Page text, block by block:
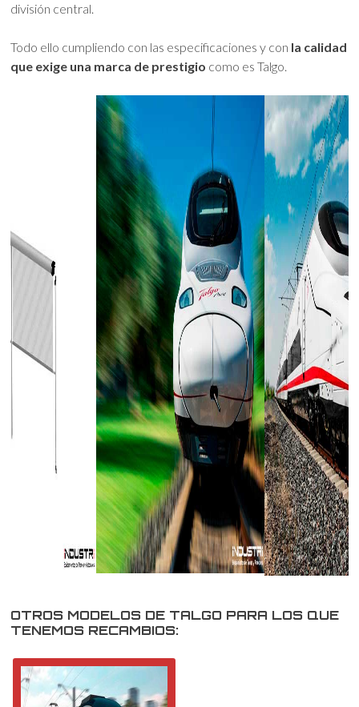
división central.
Todo ello cumpliendo con las especificaciones y con la calidad
que exige una marca de prestigio como es Talgo.
OTROS MODELOS DE TALGO PARA LOS QUE
TENEMOS RECAMBIOS: